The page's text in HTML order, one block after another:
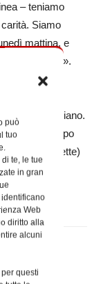
può
tuo
te, le tue
in gran
Web
diritto alla
alcuni
questi
– teniamo
Siamo
mattina, e
il giovedì».
raccolte
di San Ponziano.
invece il gruppo
da Roma Sette)